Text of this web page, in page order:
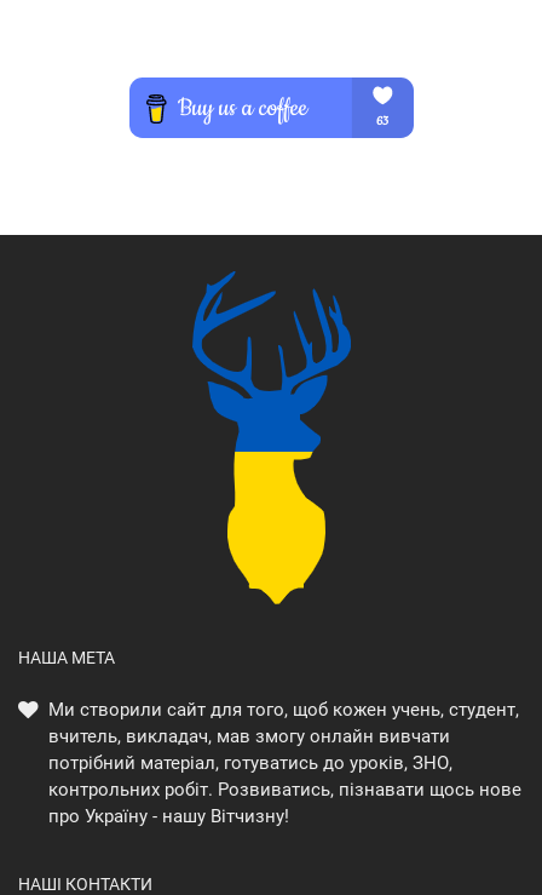
НАША МЕТА
Ми створили сайт для того, щоб кожен учень, студент,
вчитель, викладач, мав змогу онлайн вивчати
потрібний матеріал, готуватись до уроків, ЗНО,
контрольних робіт. Розвиватись, пізнавати щось нове
про Україну - нашу Вітчизну!
НАШІ КОНТАКТИ